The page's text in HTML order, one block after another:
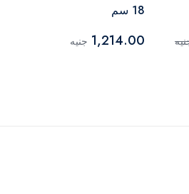
18 سم
1,214.00 جنيه